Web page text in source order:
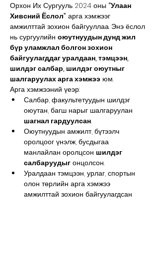
Орхон Их Сургууль 2024 оны “Улаан
Хивсний Ёслол” арга хэмжээг
амжилттай зохион байгууллаа. Энэ ёслол
нь сургуулийн оюутнуудын дунд жил
бүр уламжлал болгон зохион
байгуулагддаг уралдаан, тэмцээн,
шилдэг салбар, шилдэг оюутныг
шалгаруулах арга хэмжээ юм.
Арга хэмжээний үеэр:
Салбар, факультетуудын шилдэг
оюутан, багш нарыг шалгаруулан
шагнал гардуулсан.
Оюутнуудын амжилт, бүтээлч
оролцоог үнэлж, бусдыгаа
манлайлан оролцсон шилдэг
салбаруудыг онцолсон.
Уралдаан тэмцээн, урлаг, спортын
олон төрлийн арга хэмжээ
амжилттай зохион байгуулагдсан